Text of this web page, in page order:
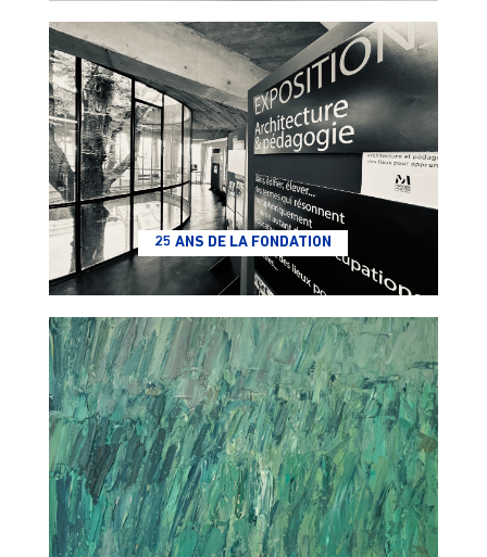
25 ANS DE LA FONDATION